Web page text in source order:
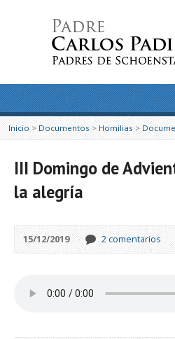
Inicio >Documentos> Homilias>
III Domingo de
la alegría
15/12/2019 2 comentarios